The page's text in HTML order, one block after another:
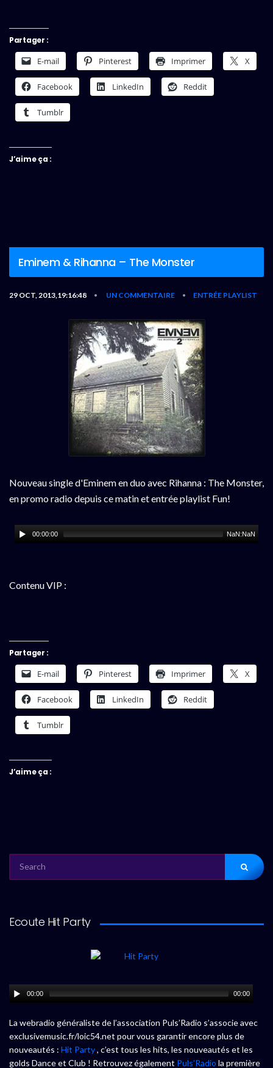
Partager :
E-mail Pinterest Imprimer X
Facebook LinkedIn Reddit
Tumblr
J’aime ça :
Eminem & Rihanna – The Monster
29 OCT, 2013,19:16:48 • UN COMMENTAIRE • ENTRÉE PLAYLIST
Nouveau single d'Eminem en duo avec Rihanna : The Monster,
en promo radio depuis ce matin et entrée playlist Fun!
00:00:00 NaN:NaN
Contenu VIP :
Partager :
E-mail Pinterest Imprimer X
Facebook LinkedIn Reddit
Tumblr
J’aime ça :
FOR:
Ecoute Hit Party
00:00 00:00
La webradio généraliste de l’association Puls’Radio s’associe avec
exclusivemusic.fr/loic54.net pour vous garantir encore plus de
nouveautés : Hit Party, c’est tous les hits, les nouveautés et les
golds Dance et Club ! Retrouvez également Puls’Radio la première